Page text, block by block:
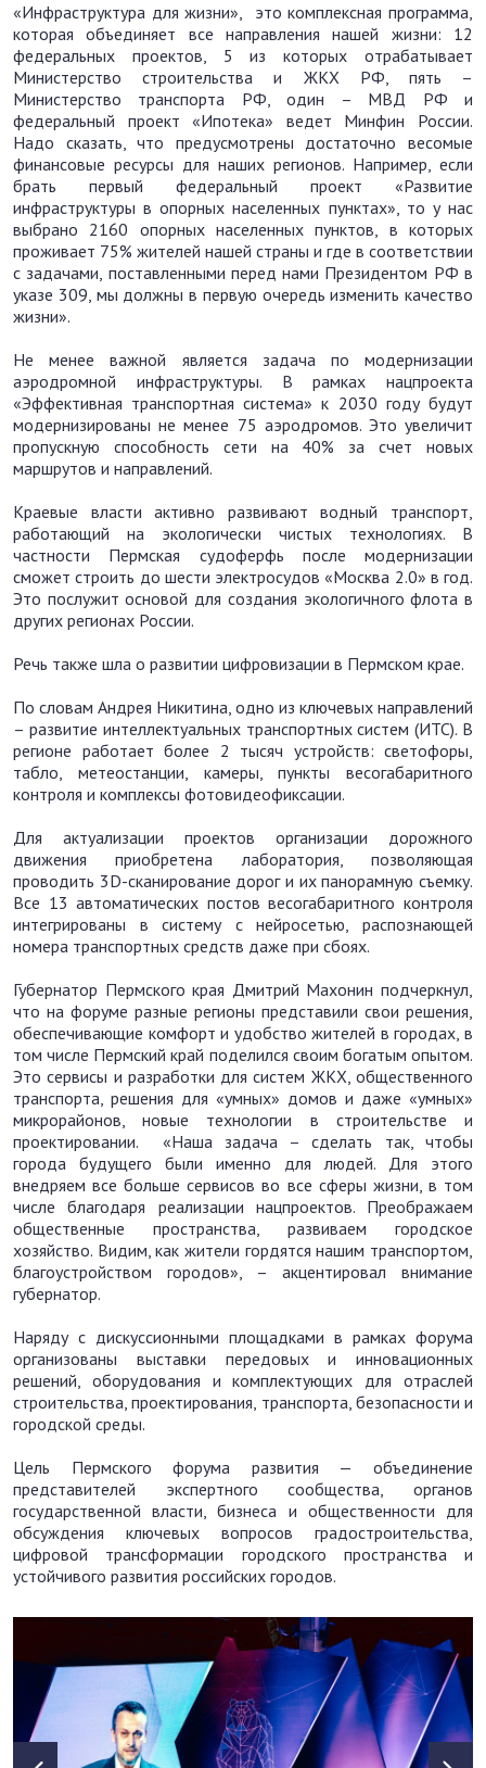
«Инфраструктура для жизни», это комплексная программа,
которая объединяет все направления нашей жизни: 12
федеральных проектов, 5 из которых отрабатывает
Министерство строительства и ЖКХ РФ, пять –
Министерство транспорта РФ, один – МВД РФ и
федеральный проект «Ипотека» ведет Минфин России.
Надо сказать, что предусмотрены достаточно весомые
финансовые ресурсы для наших регионов. Например, если
брать первый федеральный проект «Развитие
инфраструктуры в опорных населенных пунктах», то у нас
выбрано 2160 опорных населенных пунктов, в которых
проживает 75% жителей нашей страны и где в соответствии
с задачами, поставленными перед нами Президентом РФ в
указе 309, мы должны в первую очередь изменить качество
жизни».
Не менее важной является задача по модернизации
аэродромной инфраструктуры. В рамках нацпроекта
«Эффективная транспортная система» к 2030 году будут
модернизированы не менее 75 аэродромов. Это увеличит
пропускную способность сети на 40% за счет новых
маршрутов и направлений.
Краевые власти активно развивают водный транспорт,
работающий на экологически чистых технологиях. В
частности Пермская судоферфь после модернизации
сможет строить до шести электросудов «Москва 2.0» в год.
Это послужит основой для создания экологичного флота в
других регионах России.
Речь также шла о развитии цифровизации в Пермском крае.
По словам Андрея Никитина, одно из ключевых направлений
– развитие интеллектуальных транспортных систем (ИТС). В
регионе работает более 2 тысяч устройств: светофоры,
табло, метеостанции, камеры, пункты весогабаритного
контроля и комплексы фотовидеофиксации.
Для актуализации проектов организации дорожного
движения приобретена лаборатория, позволяющая
проводить 3D-сканирование дорог и их панорамную съемку.
Все 13 автоматических постов весогабаритного контроля
интегрированы в систему с нейросетью, распознающей
номера транспортных средств даже при сбоях.
Губернатор Пермского края Дмитрий Махонин подчеркнул,
что на форуме разные регионы представили свои решения,
обеспечивающие комфорт и удобство жителей в городах, в
том числе Пермский край поделился своим богатым опытом.
Это сервисы и разработки для систем ЖКХ, общественного
транспорта, решения для «умных» домов и даже «умных»
микрорайонов, новые технологии в строительстве и
проектировании. «Наша задача – сделать так, чтобы
города будущего были именно для людей. Для этого
внедряем все больше сервисов во все сферы жизни, в том
числе благодаря реализации нацпроектов. Преображаем
общественные пространства, развиваем городское
хозяйство. Видим, как жители гордятся нашим транспортом,
благоустройством городов», – акцентировал внимание
губернатор.
Наряду с дискуссионными площадками в рамках форума
организованы выставки передовых и инновационных
решений, оборудования и комплектующих для отраслей
строительства, проектирования, транспорта, безопасности и
городской среды.
Цель Пермского форума развития — объединение
представителей экспертного сообщества, органов
государственной власти, бизнеса и общественности для
обсуждения ключевых вопросов градостроительства,
цифровой трансформации городского пространства и
устойчивого развития российских городов.